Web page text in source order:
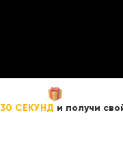
30 СЕКУНД и получи